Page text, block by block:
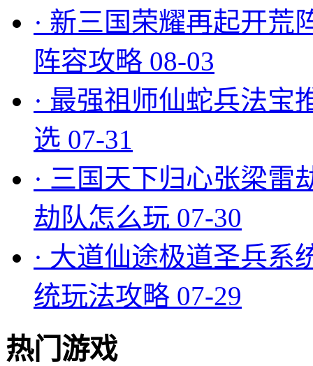
· 新三国荣耀再起开荒
阵容攻略 08-03
· 最强祖师仙蛇兵法宝
选 07-31
· 三国天下归心张梁雷
劫队怎么玩 07-30
· 大道仙途极道圣兵系
统玩法攻略 07-29
热门游戏